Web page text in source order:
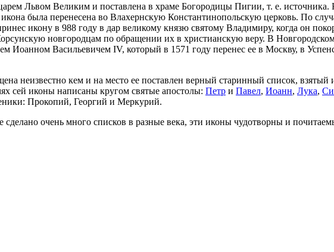
Львом Великим и поставлена в храме Богородицы Пигии, т. е. источника.
была перенесена во Влахернскую Константинопольскую церковь. По
икону в 988 году в дар великому князю святому Владимиру, когда он
новгородцам по обращении их в христианскую веру. В
Иоанном Васильевичем IV, который в 1571 году перенес ее в Москву, в
неизвестно кем и на место ее поставлен верный старинный список, взятый
сей иконы написаны кругом святые апостолы: Петр и Павел, Иоанн, Лука,
Прокопий, Георгий и Меркурий.
очень много списков в разные века, эти иконы чудотворны и